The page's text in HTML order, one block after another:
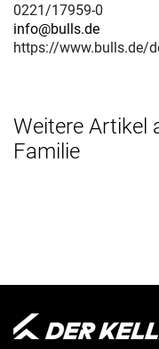
0221/17959-0
info@bulls.de
https://www.bulls.de/
Weitere Artikel
Familie